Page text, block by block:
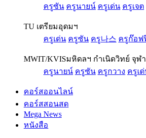
ครูซัน ครูนายน์ ครูเด่น ครูเจต
TU เตรียมอุดมฯ
ครูเด่น ครูซัน ครู나스 ครูก๊อฟ
MWIT/KVISมหิดลฯ กำเนิดวิทย์ จุฬ
ครูนายน์ ครูซัน ครูกวาง ครูเ
คอร์สออนไลน์
คอร์สสอนสด
Mega News
หนังสือ